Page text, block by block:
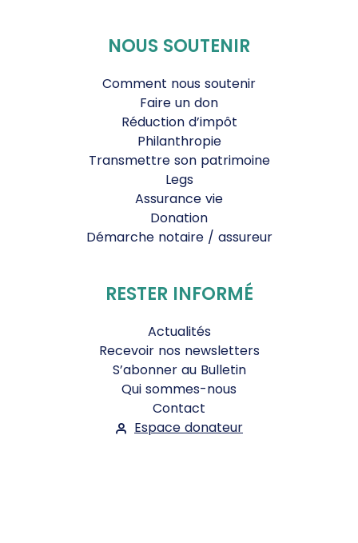
NOUS SOUTENIR
Comment nous soutenir
Faire un don
Réduction d’impôt
Philanthropie
Transmettre son patrimoine
Legs
Assurance vie
Donation
Démarche notaire / assureur
RESTER INFORMÉ
Actualités
Recevoir nos newsletters
S’abonner au Bulletin
Qui sommes-nous
Contact
Espace donateur